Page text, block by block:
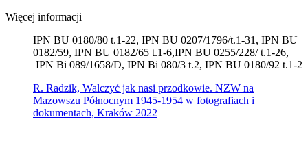
Więcej informacji
IPN BU 0180/80 t.1-22, IPN BU 0207/1796/t.1-31, IPN BU
0182/59, IPN BU 0182/65 t.1-6,IPN BU 0255/228/ t.1-26,
IPN Bi 089/1658/D, IPN Bi 080/3 t.2, IPN BU 0180/92 t.1-2
R. Radzik, Walczyć jak nasi przodkowie. NZW na
Mazowszu Północnym 1945-1954 w fotografiach i
dokumentach, Kraków 2022